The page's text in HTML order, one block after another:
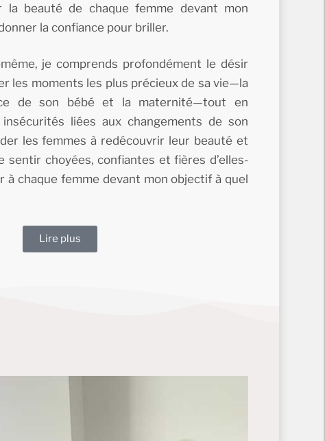
beauté de chaque femme devant mon
la confiance pour briller.
je comprends profondément le désir
les moments les plus précieux de sa vie—la
de son bébé et la maternité—tout en
liées aux changements de son
les femmes à redécouvrir leur beauté et
sentir choyées, confiantes et fières d’elles-
à chaque femme devant mon objectif à quel
Lire plus